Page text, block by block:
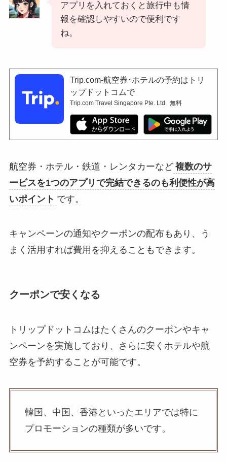
アプリを入れておくと旅行中も情
報を確認しやすいので便利です
ね。
Trip.com-航空券･ホテルの予約はトリ
ップドットコムで
Trip.com Travel Singapore Pte. Ltd. 無料
航空券・ホテル・鉄道・レンタカーなど 複数のサ
ービスを1つのアプリで完結できるのも利便性が高
いポイント です。
キャンペーンの通知やクーポンの配布もあり、う
まく活用すれば費用を抑えることもできます。
クーポンで安くなる
トリップドットコムはたくさんのクーポンやキャ
ンペーンを実施しており、さらに安くホテルや航
空券を予約することが可能です。
韓国、中国、香港といったエリアでは特に
プロモーションの種類が多いです。